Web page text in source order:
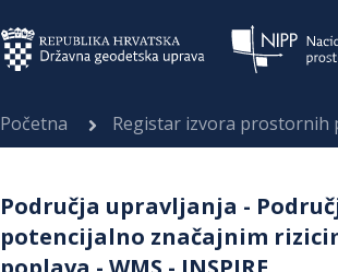
Početna Registar izvora prostornih
Područja upravljanja -
potencijalno značajnim